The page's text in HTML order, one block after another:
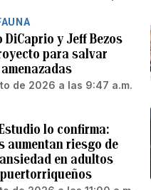
DiCaprio y Jeff Bezos
para salvar
de 2026 a las 9:47 a.m.
lo confirma:
aumentan riesgo de
en adultos